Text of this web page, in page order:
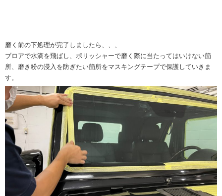
磨く前の下処理が完了しましたら、、、
ブロアで水滴を飛ばし、ポリッシャーで磨く際に当たってはいけない箇
所、磨き粉の浸入を防ぎたい箇所をマスキングテープで保護していきま
す。